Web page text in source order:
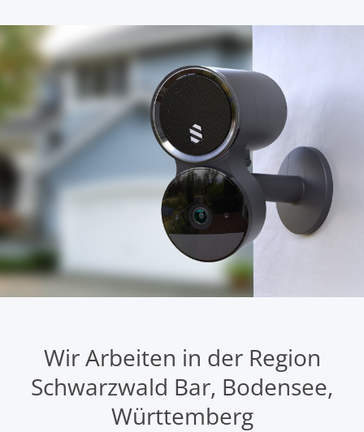
Wir Arbeiten in der Region
Schwarzwald Bar, Bodensee,
Württemberg